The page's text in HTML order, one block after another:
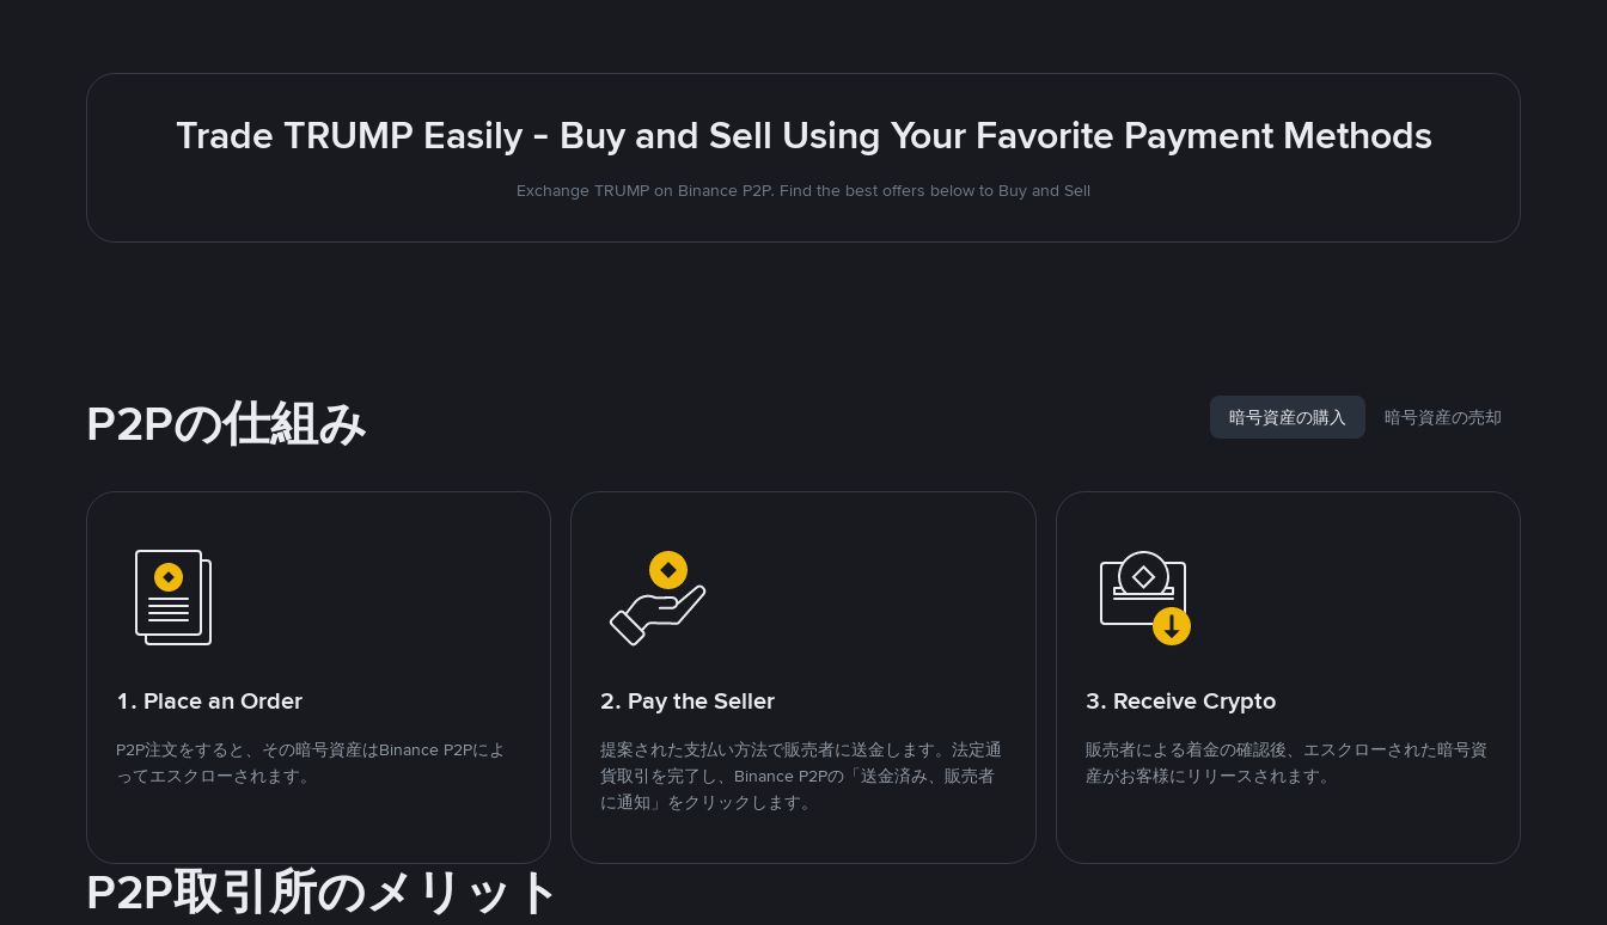
Trade TRUMP Easily - Buy and Sell Using Your Favorite Payment Methods
Exchange TRUMP on Binance P2P. Find the best offers below to Buy and Sell
P2Pの仕組み 暗号資産の購入 暗号資産の売却
1. Place an Order
P2P注文をすると、その暗号資産はBinance P2Pによ
ってエスクローされます。
2. Pay the Seller
提案された支払い方法で販売者に送金します。法定通
貨取引を完了し、Binance P2Pの「送金済み、販売者
に通知」をクリックします。
3. Receive Crypto
販売者による着金の確認後、エスクローされた暗号資
産がお客様にリリースされます。
P2P取引所のメリット